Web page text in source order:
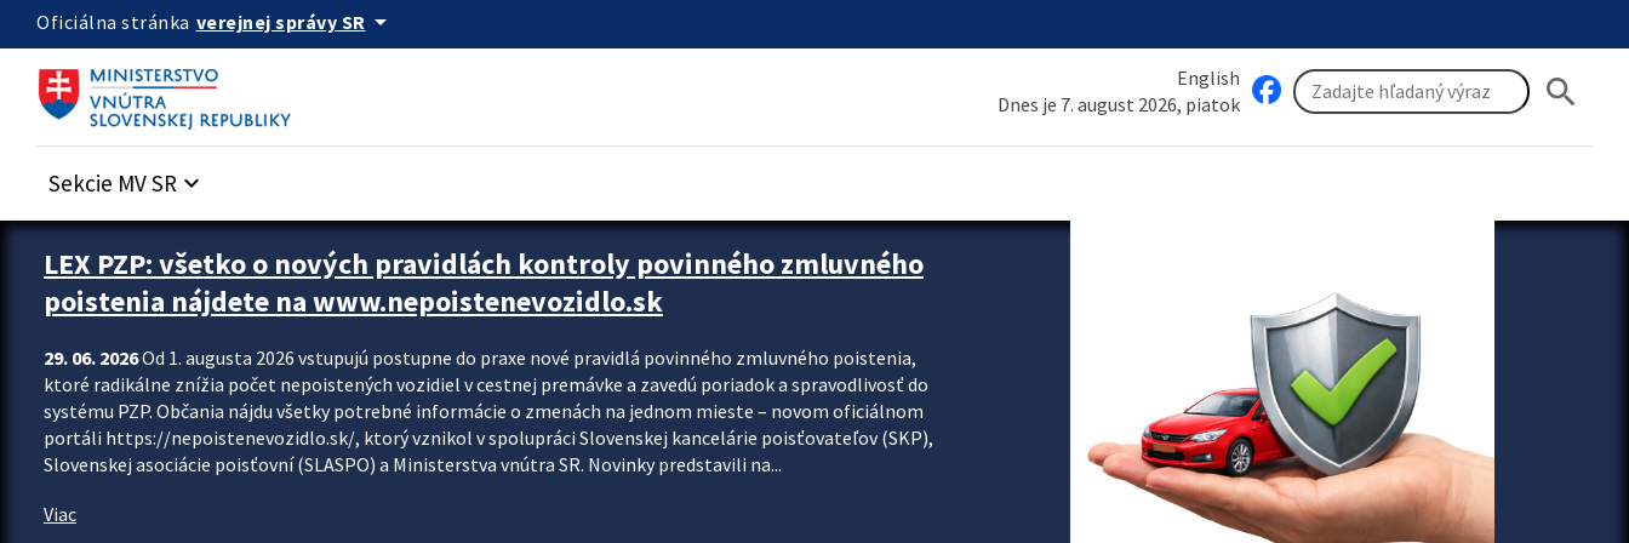
Preskocit na hlavný obsah
Oficiálna stránka verejnej správy SR arrow_drop_down
English
Dnes je 7. august 2026, piatok
search
Sekcie MV SR keyboard_arrow_down
Zastavit automatický posun upútavok
LEX PZP: všetko o nových pravidlách kontroly povinného zmluvného
poistenia nájdete na www.nepoistenevozidlo.sk
29. 06. 2026Od 1. augusta 2026 vstupujú postupne do praxe nové pravidlá povinného zmluvného poistenia,
ktoré radikálne znížia počet nepoistených vozidiel v cestnej premávke a zavedú poriadok a spravodlivosť do
systému PZP. Občania nájdu všetky potrebné informácie o zmenách na jednom mieste – novom oficiálnom
portáli https://nepoistenevozidlo.sk/, ktorý vznikol v spolupráci Slovenskej kancelárie poisťovateľov (SKP),
Slovenskej asociácie poisťovní (SLASPO) a Ministerstva vnútra SR. Novinky predstavili na...
Viac